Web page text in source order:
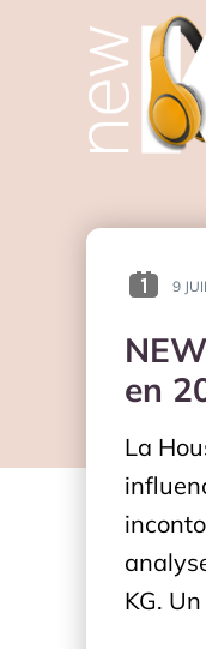
POSTED
9
en
La
KG.